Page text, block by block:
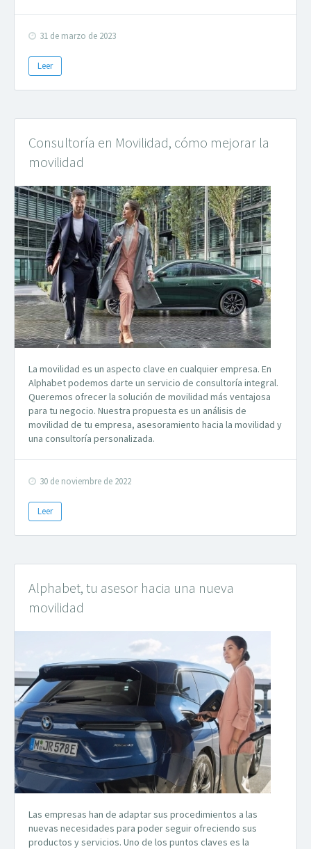
31 de marzo de 2023
Leer
Consultoría en Movilidad, cómo mejorar la
movilidad
La movilidad es un aspecto clave en cualquier empresa. En
Alphabet podemos darte un servicio de consultoría integral.
Queremos ofrecer la solución de movilidad más ventajosa
para tu negocio. Nuestra propuesta es un análisis de
movilidad de tu empresa, asesoramiento hacia la movilidad y
una consultoría personalizada.
30 de noviembre de 2022
Leer
Alphabet, tu asesor hacia una nueva
movilidad
Las empresas han de adaptar sus procedimientos a las
nuevas necesidades para poder seguir ofreciendo sus
productos y servicios. Uno de los puntos claves es la